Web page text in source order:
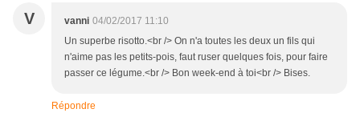
V vanni 04/02/2017 11:10
Un superbe risotto.<br /> On n'a toutes les deux un fils qui
n'aime pas les petits-pois, faut ruser quelques fois, pour faire
passer ce légume.<br /> Bon week-end à toi<br /> Bises.
Répondre